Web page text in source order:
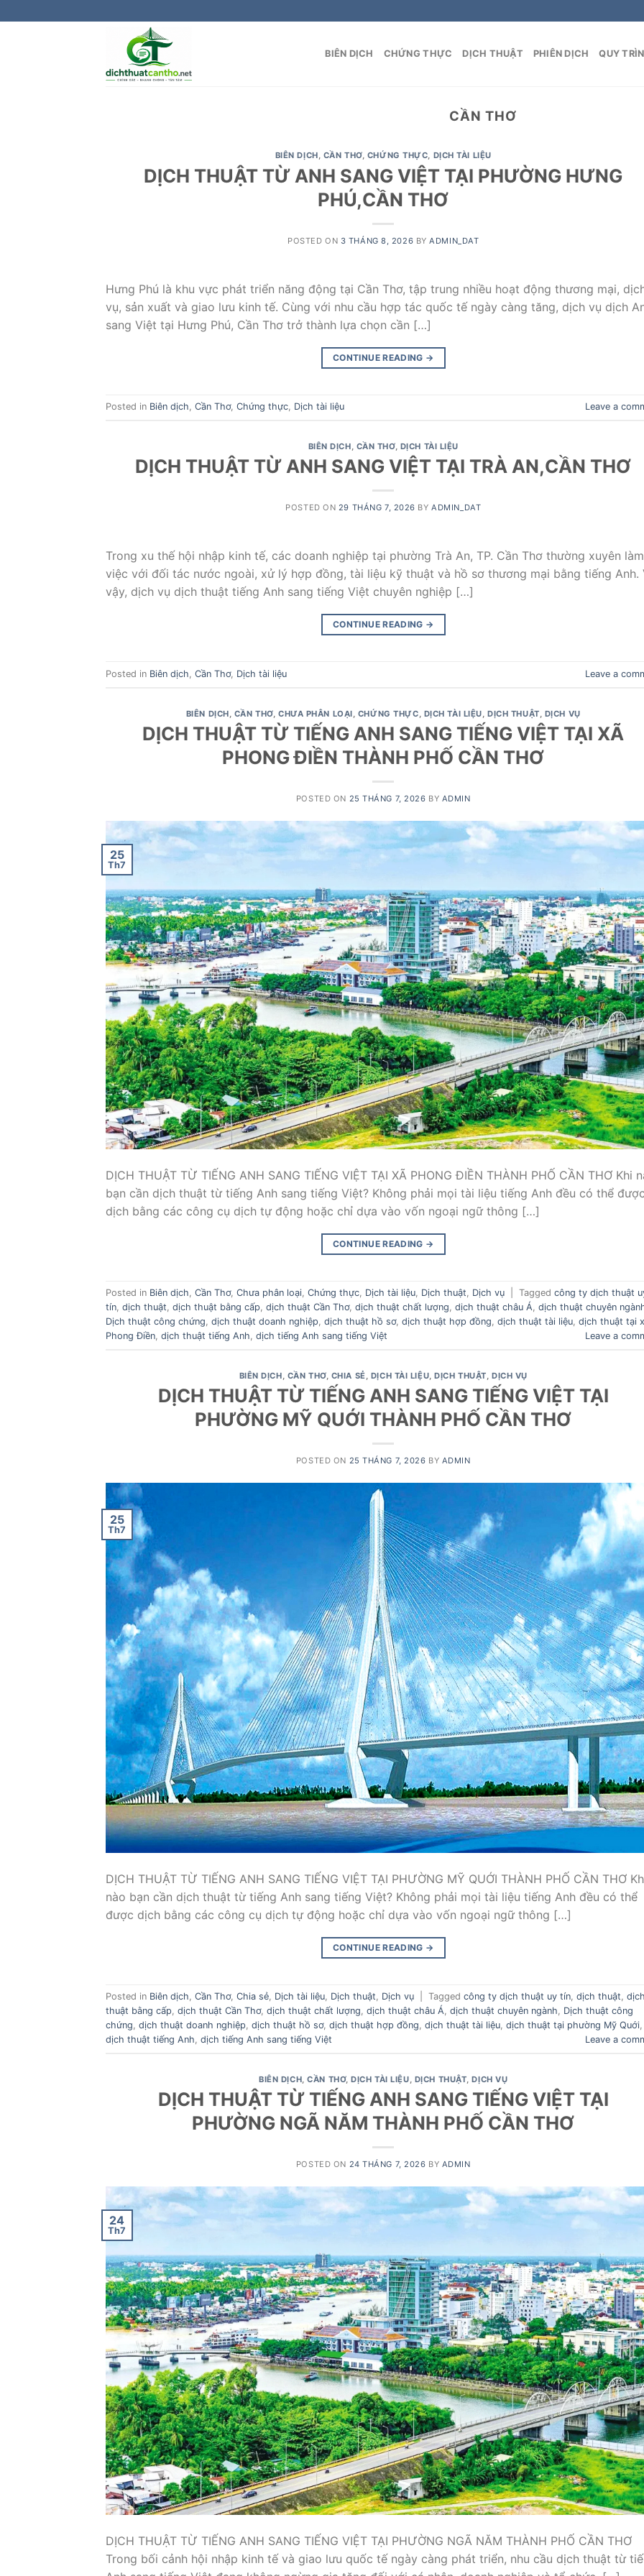
to
BIÊN DỊCH CHỨNG THỰC DỊCH THUẬT PHIÊN DỊCH QUY
CẦN THƠ
BIÊN DỊCH, CẦN THƠ, CHỨNG THỰC, DỊCH TÀI LIỆU
DỊCH THUẬT TỪ ANH SANG VIỆT TẠI PHƯỜNG HƯNG
PHÚ,CẦN THƠ
POSTED ON 3 THÁNG 8, 2026 BYADMIN_DAT
Hưng Phú là khu vực phát triển năng động tại Cần Thơ, tập trung nhiều hoạt động thương mại,
vụ, sản xuất và giao lưu kinh tế. Cùng với nhu cầu hợp tác quốc tế ngày càng tăng, dịch vụ dịch
sang Việt tại Hưng Phú, Cần Thơ trở thành lựa chọn cần […]
CONTINUE READING →
Posted in Biên dịch, Cần Thơ, Chứng thực, Dịch tài liệu Leave a
BIÊN DỊCH, CẦN THƠ, DỊCH TÀI LIỆU
DỊCH THUẬT TỪ ANH SANG VIỆT TẠI TRÀ AN,CẦN THƠ
POSTED ON 29 THÁNG 7, 2026 BYADMIN_DAT
Trong xu thế hội nhập kinh tế, các doanh nghiệp tại phường Trà An, TP. Cần Thơ thường xuyên làm
việc với đối tác nước ngoài, xử lý hợp đồng, tài liệu kỹ thuật và hồ sơ thương mại bằng tiếng Anh.
vậy, dịch vụ dịch thuật tiếng Anh sang tiếng Việt chuyên nghiệp […]
CONTINUE READING →
Posted in Biên dịch Cần Thơ, Dịch tài liệu Leave a
BIÊN DỊCH CẦN THƠ, CHƯA PHÂN LOẠI CHỨNG THỰC DỊCH TÀI LIỆU ,DỊCH THUẬT DỊCH VỤ
DỊCH THUẬT TỪ TIẾNG ANH SANG TIẾNG VIỆT TẠI XÃ
PHONG ĐIỀN THÀNH PHỐ CẦN THƠ
POSTED ON 25 THÁNG 7, 2026 BY ADMIN
25
Th7
DỊCH THUẬT TỪ TIẾNG ANH SANG TIẾNG VIỆT TẠI XÃ PHONG ĐIỀN THÀNH PHỐ CẦN THƠ Khi
bạn cần dịch thuật từ tiếng Anh sang tiếng Việt? Không phải mọi tài liệu tiếng Anh đều có thể
dịch bằng các công cụ dịch tự động hoặc chỉ dựa vào vốn ngoại ngữ thông […]
CONTINUE READING →
Posted in Biên dịch Cần Thơ, Chưa phân loại Chứng thực Dịch tài liệu Dịch thuật Dịch vụ Tagged công ty dịch thuật
tín dịch thuật dịch thuật bằng cấp dịch thuật Cần Thơ, dịch thuật chất lượng dịch thuật châu Á dịch thuật chuyên
Dịch thuật công chứng dịch thuật doanh nghiệp dịch thuật hồ sơ, dịch thuật hợp đồng dịch thuật tài liệu dịch thuật tại
Phong Điền dịch thuật tiếng Anh dịch tiếng Anh sang tiếng Việt Leave a
BIÊN DỊCH CẦN THƠ, CHIA SẺ DỊCH TÀI LIỆU ,DỊCH THUẬT DỊCH VỤ
DỊCH THUẬT TỪ TIẾNG ANH SANG TIẾNG VIỆT TẠI
PHƯỜNG MỸ QUỚI THÀNH PHỐ CẦN THƠ
POSTED ON 25 THÁNG 7, 2026 BY ADMIN
25
Th7
DỊCH THUẬT TỪ TIẾNG ANH SANG TIẾNG VIỆT TẠI PHƯỜNG MỸ QUỚI THÀNH PHỐ CẦN THƠ
nào bạn cần dịch thuật từ tiếng Anh sang tiếng Việt? Không phải mọi tài liệu tiếng Anh đều có thể
được dịch bằng các công cụ dịch tự động hoặc chỉ dựa vào vốn ngoại ngữ thông […]
CONTINUE READING →
Posted in Biên dịch, Cần Thơ, Chia sẻ, Dịch tài liệu, Dịch thuật, Dịch vụ Tagged công ty dịch thuật uy tín, dịch thuật,
thuật bằng cấp, dịch thuật Cần Thơ, dịch thuật chất lượng, dịch thuật châu Á, dịch thuật chuyên ngành, Dịch thuật công
chứng, dịch thuật doanh nghiệp, dịch thuật hồ sơ, dịch thuật hợp đồng, dịch thuật tài liệu, dịch thuật tại phường Mỹ Quới,
dịch thuật tiếng Anh, dịch tiếng Anh sang tiếng Việt Leave a
BIÊN DỊCH ,CẦN THƠ,DỊCH TÀI LIỆU DỊCH THUẬT ,DỊCH VỤ
DỊCH THUẬT TỪ TIẾNG ANH SANG TIẾNG VIỆT TẠI
PHƯỜNG NGÃ NĂM THÀNH PHỐ CẦN THƠ
POSTED ON 24 THÁNG 7, 2026 BY ADMIN
24
Th7
DỊCH THUẬT TỪ TIẾNG ANH SANG TIẾNG VIỆT TẠI PHƯỜNG NGÃ NĂM THÀNH PHỐ CẦN THƠ
Trong bối cảnh hội nhập kinh tế và giao lưu quốc tế ngày càng phát triển, nhu cầu dịch thuật từ